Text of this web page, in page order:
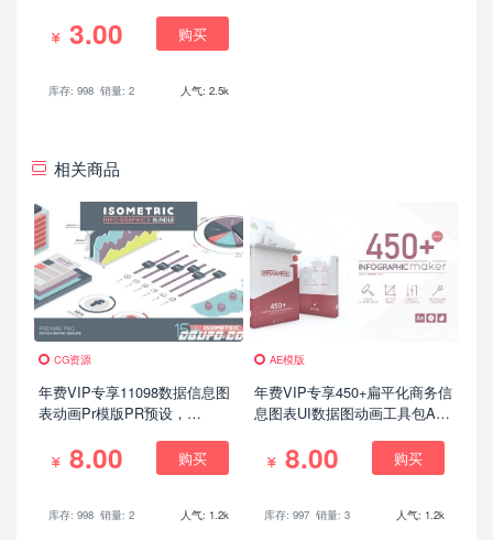
3.00 购买
库存: 998 销量: 2 人气: 2.5k
相关商品
CG资源
年费VIP专享11098数据信息图
表动画Pr模版PR预设，
Premiere Pro
8.00 购买
库存: 998 销量: 2 人气: 1.2k
AE模版
年费VIP专享450+扁平化商务信
息图表UI数据图动画工具包AE
8.00 购买
库存: 997 销量: 3 人气: 1.2k